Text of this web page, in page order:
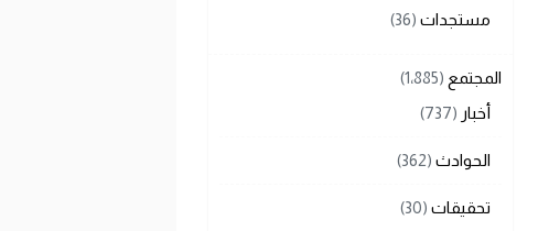
مستجدات (36)
المجتمع (1٬885)
أخبار (737)
الحوادث (362)
تحقيقات (30)